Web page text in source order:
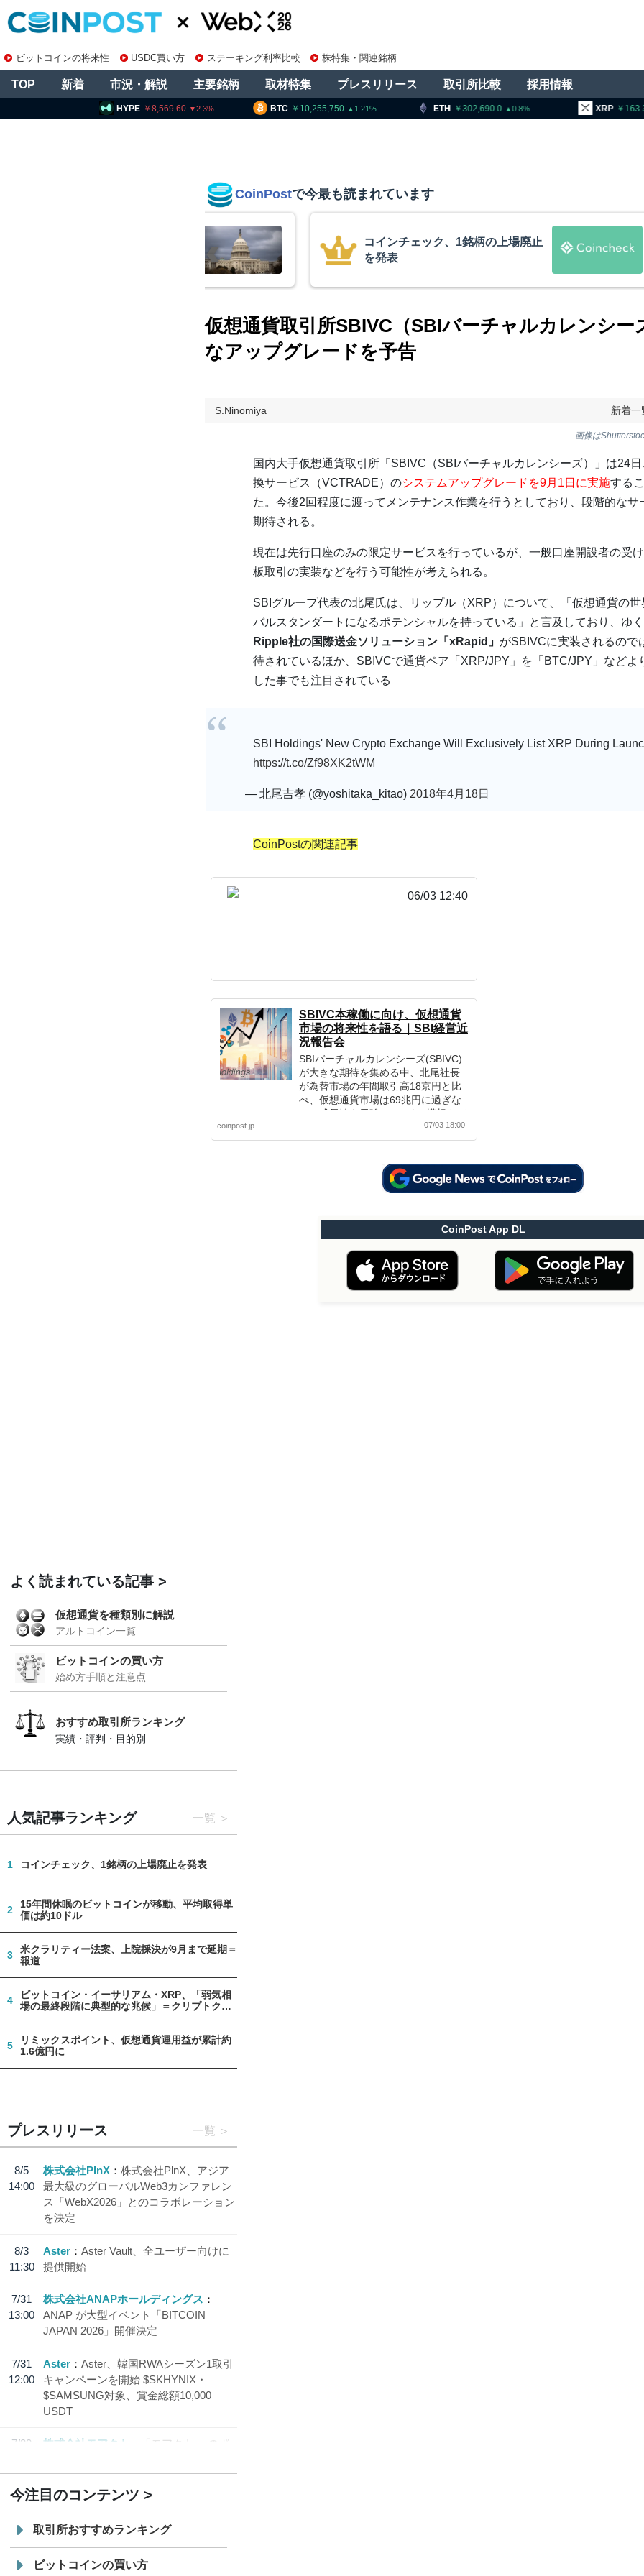
ビットコインの将来性 USDC買い方 ステーキング利率比較 株特集・関連銘柄
TOP 新着 市況・解説 主要銘柄 取材特集 プレスリリース 取引所比較 採用情報
BTC 10,255,750 ETH 302,690.0 XRP 163.33
CoinPostで今最も読まれています
15年間休眠のビットコインが移動、
平均取得単価は約10ドル
仮想通貨取引所SBIVC（SBIバーチャルカレンシー
なアップグレードを予告
S.Ninomiya 新着一
画像は
国内大手仮想通貨取引所「SBIVC（SBIバーチャルカレンシーズ）」は24
換サービス（VCTRADE）のシステムアップグレードを9月1日に実施する
た。今後2回程度に渡ってメンテナンス作業を行うとしており、段階的なサ
期待される。
現在は先行口座のみの限定サービスを行っているが、一般口座開設者の受け
板取引の実装などを行う可能性が考えられる。
SBIグループ代表の北尾氏は、リップル（XRP）について、「仮想通貨の世
バルスタンダートになるポテンシャルを持っている」と言及しており、ゆく
Ripple社の国際送金ソリューション「xRapid」 がSBIVCに実装されるので
待されているほか、SBIVCで通貨ペア「XRP/JPY」を「BTC/JPY」などよ
した事でも注目されている
SBI Holdings' New Crypto Exchange Will Exclusively List XRP During
https://t.co/Zf98XK2tWM
— 北尾吉孝 (@yoshitaka_kitao) 2018年4月18日
CoinPostの関連記事
06/03 12:40
SBIVC本稼働に向け、仮想通貨
市場の将来性を語る｜SBI経営近
況報告会
SBIバーチャルカレンシーズ(SBIVC)
が大きな期待を集める中、北尾社長
が為替市場の年間取引高18京円と比
べ、仮想通貨市場は69兆円に過ぎな
いと成長性を示唆。Sコイン構想やデ
ジタルアセットを活用した新しい資
金調達法「TAO」についても説明し
coinpost.jp 07/03 18:00
CoinPost App DL
よく読まれている記事
仮想通貨を種類別に解説
アルトコイン一覧
ビットコインの買い方
始め方手順と注意点
おすすめ取引所ランキング
実績・評判・目的別
人気記事ランキング 一覧
1 コインチェック、1銘柄の上場廃止を発表
2
15年間休眠のビットコインが移動、平均取得単
価は約10ドル
3
米クラリティー法案、上院採決が9月まで延期＝
報道
4
ビットコイン・イーサリアム・XRP、「弱気相
場の最終段階に典型的な兆候」＝クリプトクア
5
リミックスポイント、仮想通貨運用益が累計約
1.6億円に
プレスリリース 一覧
8/5
14:00
株式会社PlnX
株式会社PlnX、アジア
最大級のグローバルWeb3カンファレン
ス「WebX2026」とのコラボレーション
を決定
8/3
11:30
Aster
Aster Vault、全ユーザー向けに
提供開始
7/31
13:00
株式会社ANAPホールディングス
ANAP が大型イベント「BITCOIN
JAPAN 2026」開催決定
7/31
12:00
Aster
Aster、韓国RWAシーズン1取引
キャンペーンを開始 $SKHYNIX・
$SAMSUNG対象、賞金総額10,000
USDT
7/30
株式会社モアクト
「モアクト」 のポ
「 JPYC」を追加
19:30
てステーブルコイン「JPYSC」徹底解
説セミナーを開催
今注目のコンテンツ
取引所おすすめランキング
ビットコインの買い方